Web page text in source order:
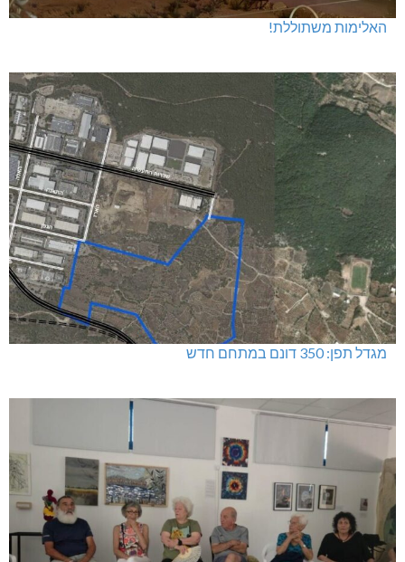
האלימות משתוללת!
מגדל תפן: 350 דונם במתחם חדש